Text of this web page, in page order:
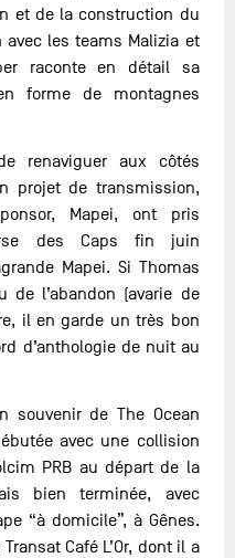
et de la construction du
les teams Malizia et
raconte en détail sa
forme de montagnes
renaviguer aux côtés
projet de transmission,
Mapei, ont pris
des Caps fin juin
Mapei. Si Thomas
de l’abandon (avarie de
il en garde un très bon
d’anthologie de nuit au
souvenir de The Ocean
avec une collision
PRB au départ de la
bien terminée, avec
“à domicile”, à Gênes.
Café L’Or, dont il a